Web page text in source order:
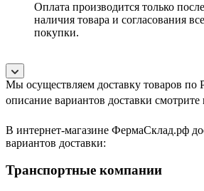
Оплата производится только
наличия товара и согласования
покупки.
Мы осуществляем доставку товаров
описание вариантов доставки смотрите
В интернет-магазине ФермаСклад.рф
вариантов доставки:
Транспортные компании